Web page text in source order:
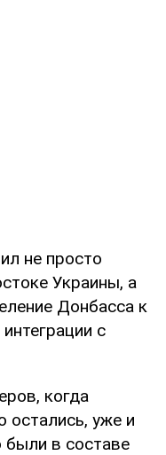
не просто
Украины, а
Донбасса к
с
когда
остались, уже и
были в составе